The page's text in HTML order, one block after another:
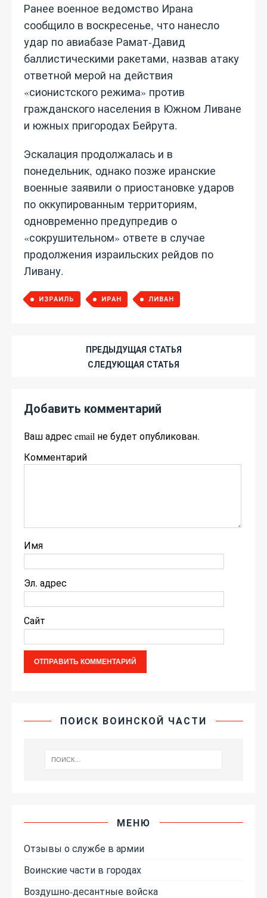
Ранее военное ведомство Ирана
сообщило в воскресенье, что нанесло
удар по авиабазе Рамат-Давид
баллистическими ракетами, назвав атаку
ответной мерой на действия
«сионистского режима» против
гражданского населения в Южном Ливане
и южных пригородах Бейрута.
Эскалация продолжалась и в
понедельник, однако позже иранские
военные заявили о приостановке ударов
по оккупированным территориям,
одновременно предупредив о
«сокрушительном» ответе в случае
продолжения израильских рейдов по
Ливану.
ИЗРАИЛЬ ИРАН ЛИВАН
ПРЕДЫДУЩАЯ СТАТЬЯ
СЛЕДУЮЩАЯ СТАТЬЯ
Добавить комментарий
Ваш адрес email не будет опубликован.
Комментарий
Имя
Эл. адрес
Сайт
ПОИСК ВОИНСКОЙ ЧАСТИ
МЕНЮ
Отзывы о службе в армии
Воинские части в городах
Воздушно-десантные войска